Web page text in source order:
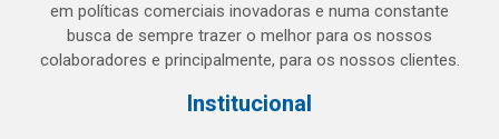
em políticas comerciais inovadoras e numa constante
busca de sempre trazer o melhor para os nossos
colaboradores e principalmente, para os nossos clientes.
Institucional